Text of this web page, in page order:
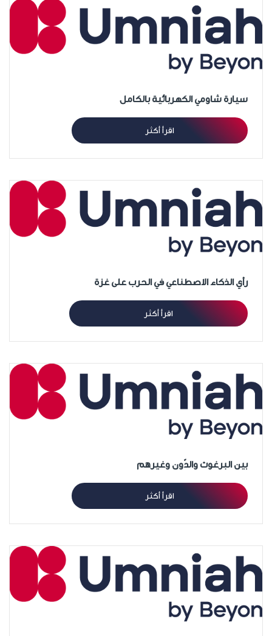
سيارة شاومي الكهربائية بالكامل
اقرأ أكثر
رأي الذكاء الاصطناعي في الحرب على غزة
اقرأ أكثر
بين البرغوث والدّون وغيرهم
اقرأ أكثر